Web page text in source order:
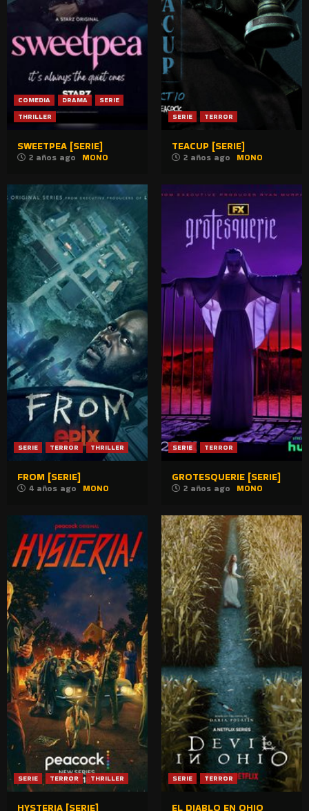
COMEDIA DRAMA
SERIE
THRILLER
SWEETPEA [SERIE]
2 años ago MONO
SERIE TERROR
TEACUP [SERIE]
2 años ago MONO
SERIE TERROR THRILLER
FROM [SERIE]
4 años ago MONO
SERIE TERROR
GROTESQUERIE [SERIE]
2 años ago MONO
SERIE TERROR THRILLER
HYSTERIA [SERIE]
SERIE TERROR
EL DIABLO EN OHIO